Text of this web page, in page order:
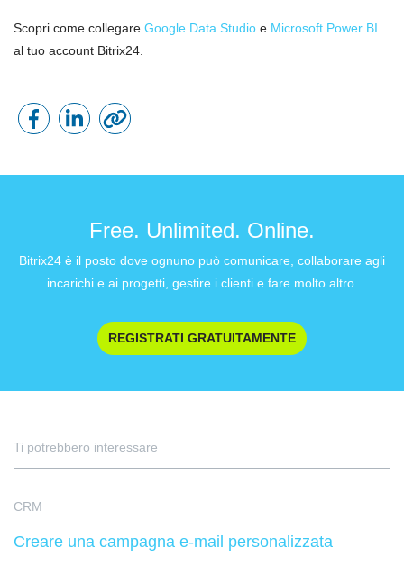
Scopri come collegare Google Data Studio e Microsoft Power BI
al tuo account Bitrix24.
Free. Unlimited. Online.
Bitrix24 è il posto dove ognuno può comunicare, collaborare agli
incarichi e ai progetti, gestire i clienti e fare molto altro.
REGISTRATI GRATUITAMENTE
Ti potrebbero interessare
CRM
Creare una campagna e-mail personalizzata